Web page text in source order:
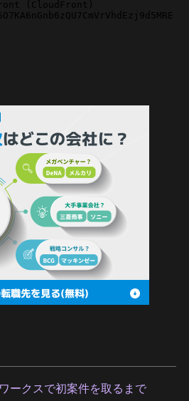
ークスで初案件を取るまで